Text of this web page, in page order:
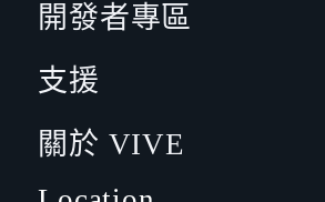
開發者專區
支援
關於 VIVE